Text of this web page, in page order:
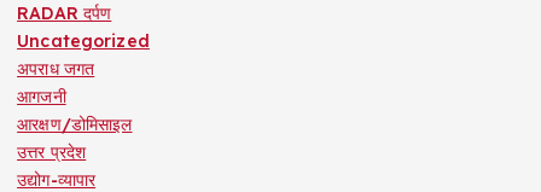
RADAR दर्पण
Uncategorized
अपराध जगत
आगजनी
आरक्षण/डोमिसाइल
उत्तर प्रदेश
उद्योग-व्यापार